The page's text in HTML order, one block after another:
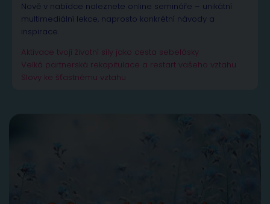
Nově v nabídce naleznete online semináře – unikátní
multimediální lekce, naprosto konkrétní návody a
inspirace.
Aktivace tvojí životní síly jako cesta sebelásky
Velká partnerská rekapitulace a restart vašeho vztahu
Slovy ke šťastnému vztahu